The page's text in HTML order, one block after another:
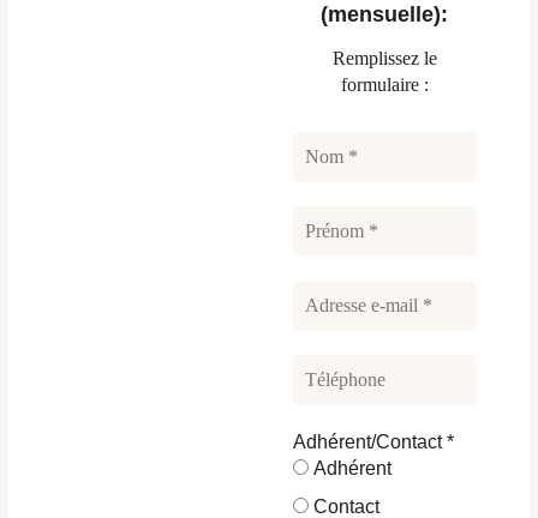
(mensuelle):
Remplissez le
formulaire :
Adhérent/Contact*
Adhérent
Contact